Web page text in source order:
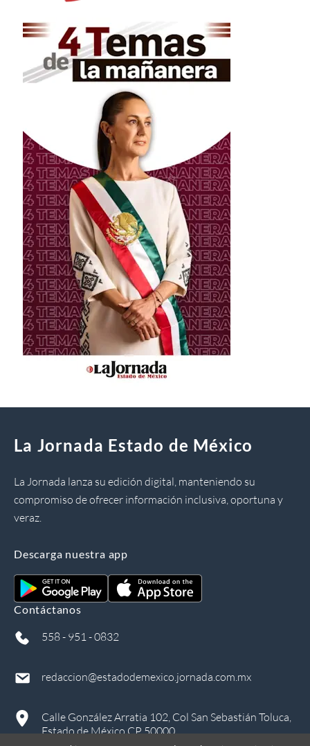
La Jornada Estado de México
La Jornada lanza su edición digital, manteniendo su
compromiso de ofrecer información inclusiva, oportuna y
veraz.
Descarga nuestra app
Contáctanos
558 - 951 - 0832
redaccion@estadodemexico.jornada.com.mx
Calle González Arratia 102, Col San Sebastián Toluca,
Estado de México CP 50000